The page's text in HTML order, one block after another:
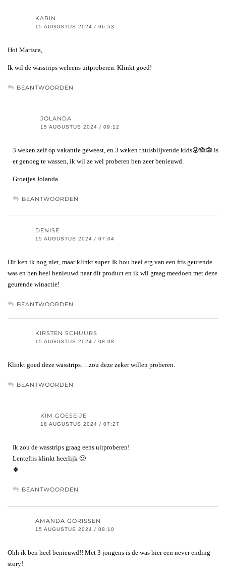
KARIN
15 AUGUSTUS 2024 / 06:53
Hoi Marisca,
Ik wil de wasstrips weleens uitproberen. Klinkt goed!
BEANTWOORDEN
JOLANDA
15 AUGUSTUS 2024 / 09:12
3 weken zelf op vakantie geweest, en 3 weken thuisblijvende kids😜🙈🙉 is
er genoeg te wassen, ik wil ze wel proberen ben zeer benieuwd.
Groetjes Jolanda
BEANTWOORDEN
DENISE
15 AUGUSTUS 2024 / 07:04
Dit ken ik nog niet, maar klinkt super. Ik hou heel erg van een fris geurende
was en ben heel benieuwd naar dit product en ik wil graag meedoen met deze
geurende winactie!
BEANTWOORDEN
KIRSTEN SCHUURS
15 AUGUSTUS 2024 / 08:08
Klinkt goed deze wasstrips….zou deze zeker willen proberen.
BEANTWOORDEN
KIM GOESEIJE
18 AUGUSTUS 2024 / 07:27
Ik zou de wasstrips graag eens uitproberen!
Lentefris klinkt heerlijk 🙂
🍀
BEANTWOORDEN
AMANDA GORISSEN
15 AUGUSTUS 2024 / 08:10
Ohh ik ben heel benieuwd!! Met 3 jongens is de was hier een never ending
story!